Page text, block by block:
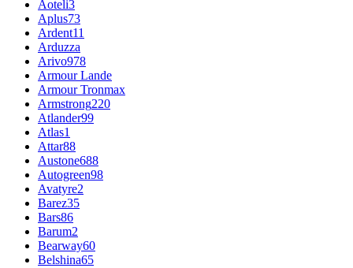
Aoteli3
Aplus73
Ardent11
Arduzza
Arivo978
Armour Lande
Armour Tronmax
Armstrong220
Atlander99
Atlas1
Attar88
Austone688
Autogreen98
Avatyre2
Barez35
Bars86
Barum2
Bearway60
Belshina65